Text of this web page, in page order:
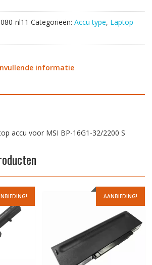
nl11 Categorieën: Accu type, Laptop
informatie
accu voor MSI BP-16G1-32/2200 S
AANBIEDING!